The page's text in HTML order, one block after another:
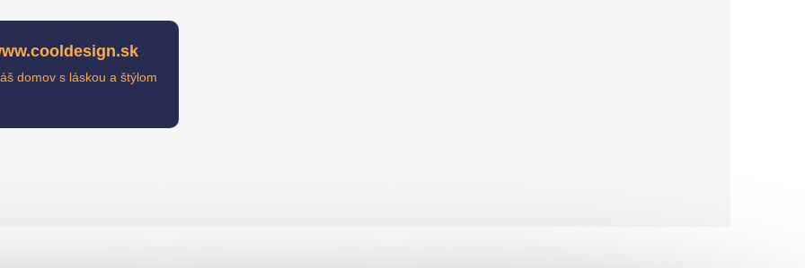
domov s láskou a štýlom